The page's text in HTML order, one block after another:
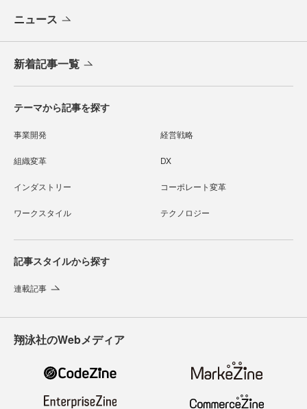
ニュース
新着記事一覧
テーマから記事を探す
事業開発 経営戦略
組織変革 DX
インダストリー コーポレート変革
ワークスタイル テクノロジー
記事スタイルから探す
連載記事
翔泳社のWebメディア